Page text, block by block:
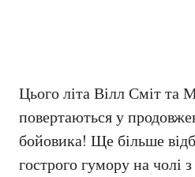
Цього літа Вілл Сміт та
повертаються у
бойовика! Ще більше
гострого гумору на чолі